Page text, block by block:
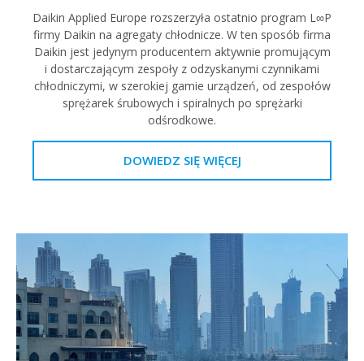
Daikin Applied Europe rozszerzyła ostatnio program L∞P
firmy Daikin na agregaty chłodnicze. W ten sposób firma
Daikin jest jedynym producentem aktywnie promującym
i dostarczającym zespoły z odzyskanymi czynnikami
chłodniczymi, w szerokiej gamie urządzeń, od zespołów
sprężarek śrubowych i spiralnych po sprężarki
odśrodkowe.
DOWIEDZ SIĘ WIĘCEJ